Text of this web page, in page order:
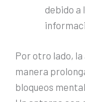
debido
Por otro lado,
manera
bloqueos